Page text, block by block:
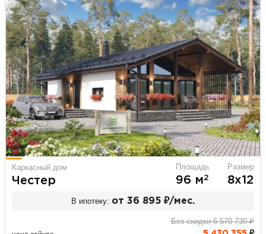
Каркасный дом
Честер
Площадь
96 м2
Размер
8х12
В ипотеку: от 36 895 ₽/мес.
Без скидки 6 570 730 ₽